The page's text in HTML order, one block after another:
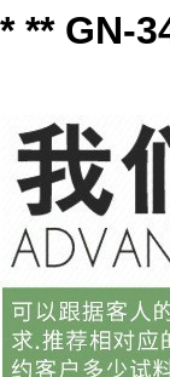
* ** GN-